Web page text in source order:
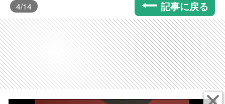
4/14 記事に戻る